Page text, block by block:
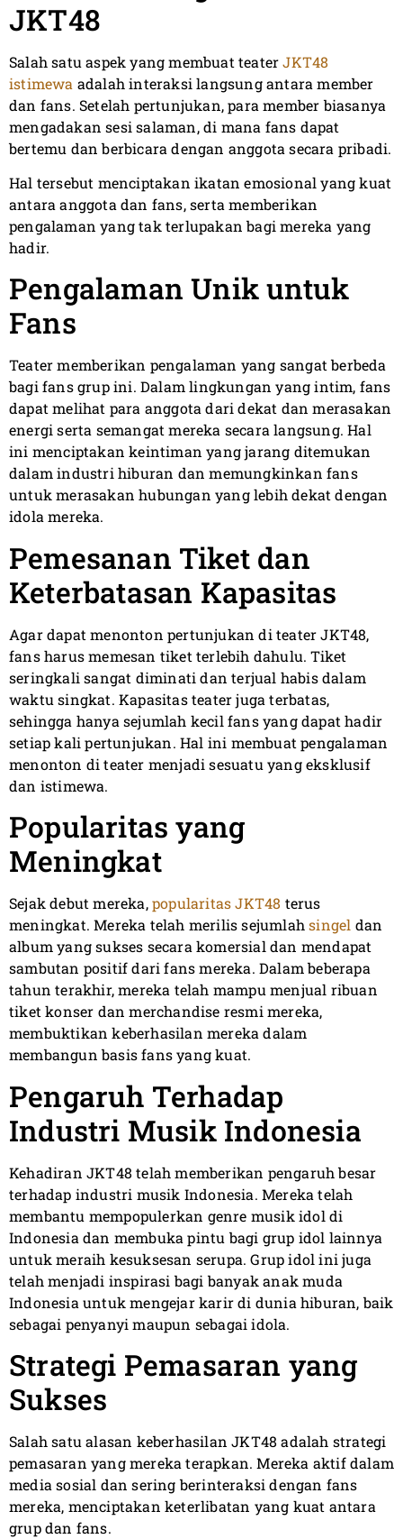
JKT48
Salah satu aspek yang membuat teaterJKT48
istimewa adalah interaksi langsung antara member
dan fans. Setelah pertunjukan, para member biasanya
mengadakan sesi salaman, di mana fans dapat
bertemu dan berbicara dengan anggota secara pribadi.
Hal tersebut menciptakan ikatan emosional yang kuat
antara anggota dan fans, serta memberikan
pengalaman yang tak terlupakan bagi mereka yang
hadir.
Pengalaman Unik untuk
Fans
Teater memberikan pengalaman yang sangat berbeda
bagi fans grup ini. Dalam lingkungan yang intim, fans
dapat melihat para anggota dari dekat dan merasakan
energi serta semangat mereka secara langsung. Hal
ini menciptakan keintiman yang jarang ditemukan
dalam industri hiburan dan memungkinkan fans
untuk merasakan hubungan yang lebih dekat dengan
idola mereka.
Pemesanan Tiket dan
Keterbatasan Kapasitas
Agar dapat menonton pertunjukan di teater JKT48,
fans harus memesan tiket terlebih dahulu. Tiket
seringkali sangat diminati dan terjual habis dalam
waktu singkat. Kapasitas teater juga terbatas,
sehingga hanya sejumlah kecil fans yang dapat hadir
setiap kali pertunjukan. Hal ini membuat pengalaman
menonton di teater menjadi sesuatu yang eksklusif
dan istimewa.
Popularitas yang
Meningkat
Sejak debut mereka,popularitas JKT48 terus
meningkat. Mereka telah merilis sejumlahsingel dan
album yang sukses secara komersial dan mendapat
sambutan positif dari fans mereka. Dalam beberapa
tahun terakhir, mereka telah mampu menjual ribuan
tiket konser dan merchandise resmi mereka,
membuktikan keberhasilan mereka dalam
membangun basis fans yang kuat.
Pengaruh Terhadap
Industri Musik Indonesia
Kehadiran JKT48 telah memberikan pengaruh besar
terhadap industri musik Indonesia. Mereka telah
membantu mempopulerkan genre musik idol di
Indonesia dan membuka pintu bagi grup idol lainnya
untuk meraih kesuksesan serupa. Grup idol ini juga
telah menjadi inspirasi bagi banyak anak muda
Indonesia untuk mengejar karir di dunia hiburan, baik
sebagai penyanyi maupun sebagai idola.
Strategi Pemasaran yang
Sukses
Salah satu alasan keberhasilan JKT48 adalah strategi
pemasaran yang mereka terapkan. Mereka aktif dalam
media sosial dan sering berinteraksi dengan fans
mereka, menciptakan keterlibatan yang kuat antara
grup dan fans.